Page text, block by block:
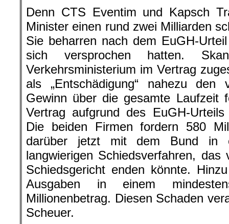
Denn CTS Eventim und Kapsch
Minister einen rund zwei Milliarden
Sie beharren nach dem EuGH-
sich versprochen hatten.
Verkehrsministerium im Vertrag
als „Entschädigung“ nahezu den
Gewinn über die gesamte Laufzeit
Vertrag aufgrund des EuGH-
Die beiden Firmen fordern 580
darüber jetzt mit dem Bund in
langwierigen Schiedsverfahren,
Schiedsgericht enden könnte.
Ausgaben in einem
Millionenbetrag. Diesen Schaden
Scheuer.